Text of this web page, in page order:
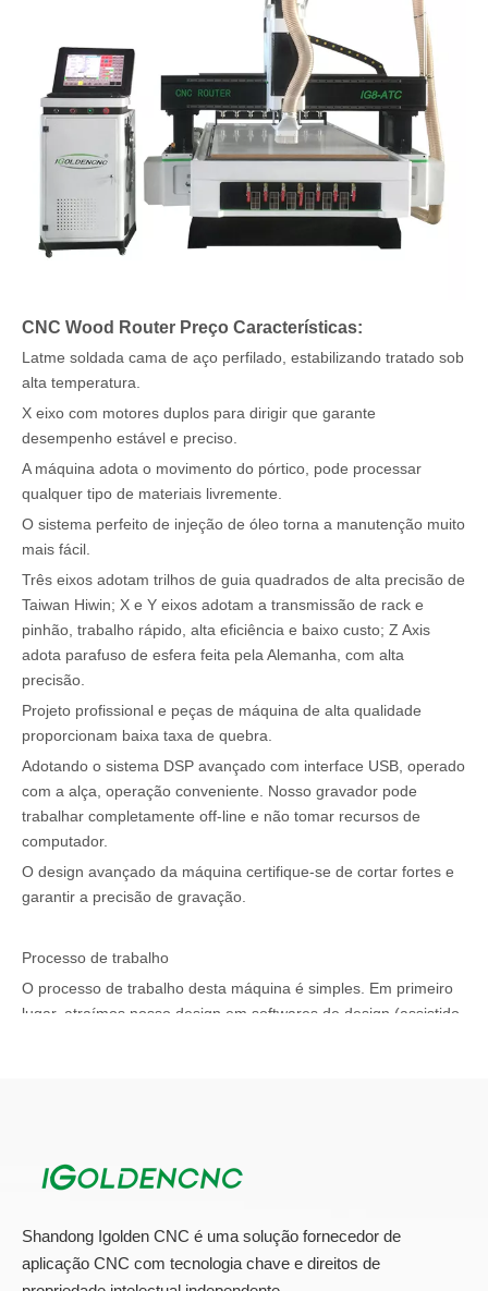
CNC Wood Router Preço Características:
Latme soldada cama de aço perfilado, estabilizando tratado sob
alta temperatura.
X eixo com motores duplos para dirigir que garante
desempenho estável e preciso.
A máquina adota o movimento do pórtico, pode processar
qualquer tipo de materiais livremente.
O sistema perfeito de injeção de óleo torna a manutenção muito
mais fácil.
Três eixos adotam trilhos de guia quadrados de alta precisão de
Taiwan Hiwin; X e Y eixos adotam a transmissão de rack e
pinhão, trabalho rápido, alta eficiência e baixo custo; Z Axis
adota parafuso de esfera feita pela Alemanha, com alta
precisão.
Projeto profissional e peças de máquina de alta qualidade
proporcionam baixa taxa de quebra.
Adotando o sistema DSP avançado com interface USB, operado
com a alça, operação conveniente. Nosso gravador pode
trabalhar completamente off-line e não tomar recursos de
computador.
O design avançado da máquina certifique-se de cortar fortes e
garantir a precisão de gravação.
Processo de trabalho
O processo de trabalho desta máquina é simples. Em primeiro
lugar, atraímos nosso design em softwares de design (assistido
Ele vem com uma tabela rotativa simultânea de 4 eixos com um
Shandong Igolden CNC é uma solução fornecedor de
aplicação CNC com tecnologia chave e direitos de